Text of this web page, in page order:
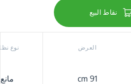
نقاط البيع
العرض
91 cm
نوع